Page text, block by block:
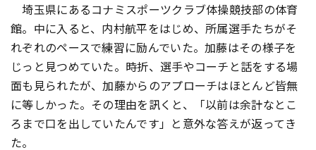
埼玉県にあるコナミスポーツクラブ体操競技部の体育
館。中に入ると、内村航平をはじめ、所属選手たちがそ
れぞれのペースで練習に励んでいた。加藤はその様子を
じっと見つめていた。時折、選手やコーチと話をする場
面も見られたが、加藤からのアプローチはほとんど皆無
に等しかった。その理由を訊くと、「以前は余計なとこ
ろまで口を出していたんです」と意外な答えが返ってき
た。